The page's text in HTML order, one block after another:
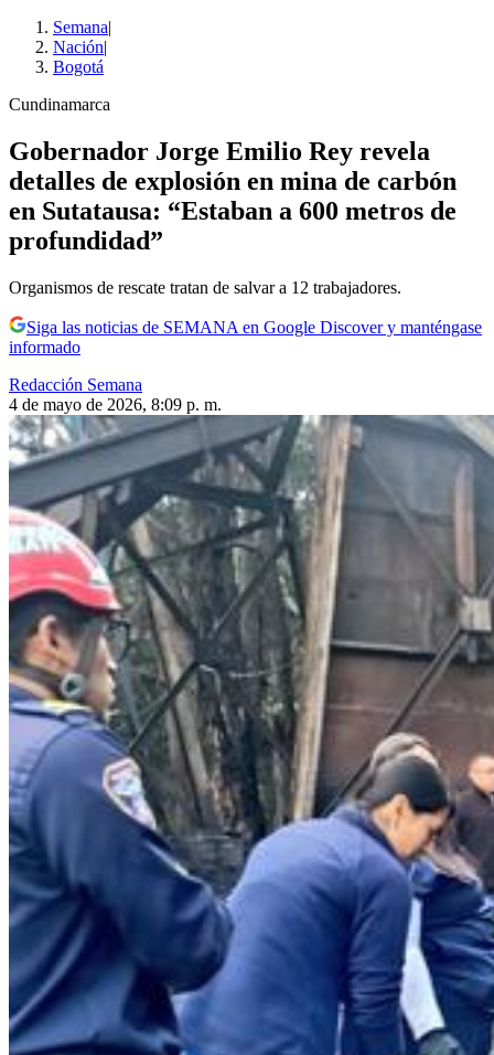
Semana|
Nación|
Bogotá
Cundinamarca
Gobernador Jorge Emilio Rey revela
detalles de explosión en mina de carbón
en Sutatausa: “Estaban a 600 metros de
profundidad”
Organismos de rescate tratan de salvar a 12 trabajadores.
Siga las noticias de SEMANA en Google Discover y manténgase
informado
Redacción Semana
4 de mayo de 2026, 8:09 p. m.